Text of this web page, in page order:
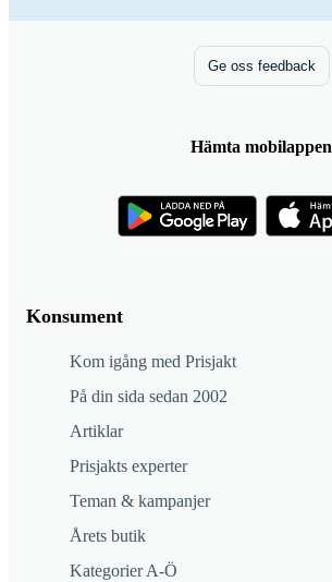
Konsument
Kom igång med Prisjakt
På din sida sedan 2002
Artiklar
Prisjakts experter
Teman & kampanjer
Årets butik
Kategorier A-Ö
Ge oss feedback
Hämta mobilappen